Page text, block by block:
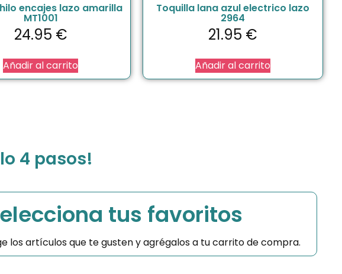
encajes lazo amarilla
MT1001
24.95 €
Añadir al carrito
Toquilla lana azul electrico lazo
2964
21.95 €
Añadir al carrito
4 pasos!
tus favoritos
los artículos que te gusten y agrégalos a tu carrito de compra.